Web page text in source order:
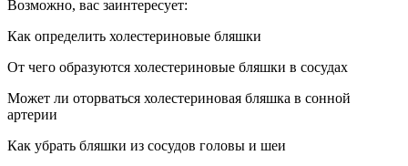
Возможно, вас заинтересует:
Как определить холестериновые бляшки
От чего образуются холестериновые бляшки в сосудах
Может ли оторваться холестериновая бляшка в сонной
артерии
Как убрать бляшки из сосудов головы и шеи